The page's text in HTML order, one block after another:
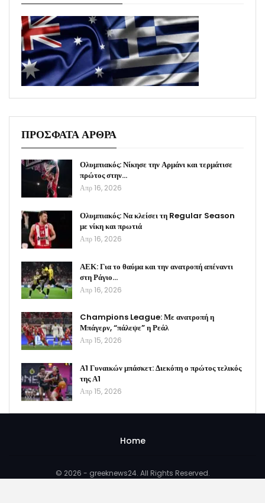
ΠΡΟΣΦΑΤΑ ΑΡΘΡΑ
Ολυμπιακός: Νίκησε την Αρμάνι και τερμάτισε
πρώτος στην…
Απρ 16, 2026
Ολυμπιακός: Να κλείσει τη Regular Season
με νίκη και πρωτιά
Απρ 16, 2026
ΑΕΚ: Για το θαύμα και την ανατροπή απέναντι
στη Ράγιο…
Απρ 16, 2026
Champions League: Με ανατροπή η
Μπάγερν, “πάλεψε” η Ρεάλ
Απρ 15, 2026
Α1 Γυναικών μπάσκετ: Διεκόπη ο πρώτος τελικός
της Α1
Απρ 15, 2026
Home
© 2026 - greeknews24. All Rights Reserved.